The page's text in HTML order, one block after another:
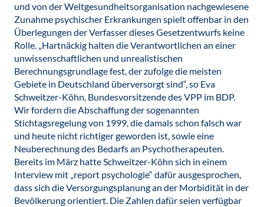
und von der Weltgesundheitsorganisation nachgewiesene
Zunahme psychischer Erkrankungen spielt offenbar in den
Überlegungen der Verfasser dieses Gesetzentwurfs keine
Rolle. „Hartnäckig halten die Verantwortlichen an einer
unwissenschaftlichen und unrealistischen
Berechnungsgrundlage fest, der zufolge die meisten
Gebiete in Deutschland überversorgt sind“, so Eva
Schweitzer-Köhn, Bundesvorsitzende des VPP im BDP.
Wir fordern die Abschaffung der sogenannten
Stichtagsregelung von 1999, die damals schon falsch war
und heute nicht richtiger geworden ist, sowie eine
Neuberechnung des Bedarfs an Psychotherapeuten.
Bereits im März hatte Schweitzer-Köhn sich in einem
Interview mit „report psychologie“ dafür ausgesprochen,
dass sich die Versorgungsplanung an der Morbidität in der
Bevölkerung orientiert. Die Zahlen dafür seien verfügbar